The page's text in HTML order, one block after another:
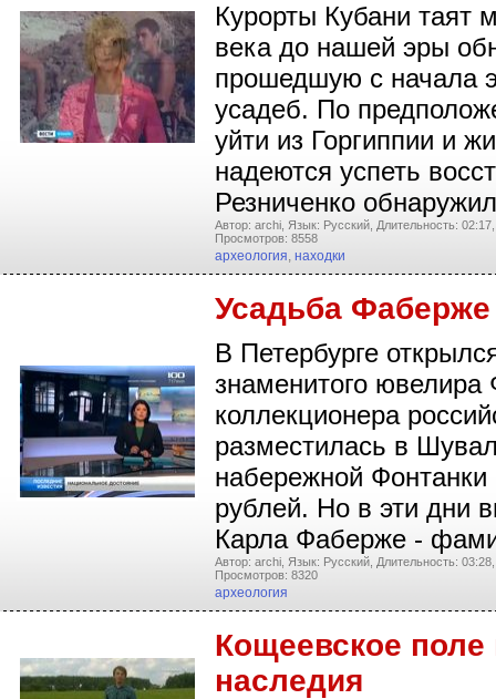
Курорты Кубани таят
века до нашей эры
прошедшую с начала
усадеб. По
уйти из Горгиппии и
надеются успеть
Резниченко
Автор: archi, Язык: Русский, Длительность: 02:17,
Просмотров: 8558
археология, находки
Усадьба
В Петербурге
знаменитого ювелира
коллекционера
разместилась в
набережной Фонтанки
рублей. Но в эти дни
Карла Фаберже -
Автор: archi, Язык: Русский, Длительность: 03:28,
Просмотров: 8320
археология
Кощеевское поле
наследия